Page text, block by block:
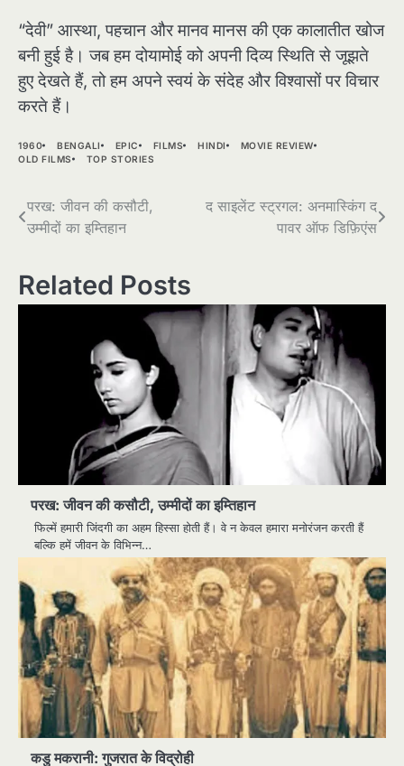
“देवी” आस्था, पहचान और मानव मानस की एक कालातीत खोज
बनी हुई है। जब हम दोयामोई को अपनी दिव्य स्थिति से जूझते
हुए देखते हैं, तो हम अपने स्वयं के संदेह और विश्वासों पर विचार
करते हैं।
1960 BENGALI EPIC FILMS HINDI
MOVIE REVIEW
OLD FILMS
TOP STORIES
Post
navigation
परख: जीवन की कसौटी,
उम्मीदों का इम्तिहान
द साइलेंट स्ट्रगल: अनमास्किंग द
पावर ऑफ डिफ़िएंस
Related Posts
परख: जीवन की कसौटी, उम्मीदों का इम्तिहान
फिल्में हमारी जिंदगी का अहम हिस्सा होती हैं। वे न केवल हमारा मनोरंजन करती हैं
बल्कि हमें जीवन के विभिन्न…
कडु मकरानी: गुजरात के विद्रोही